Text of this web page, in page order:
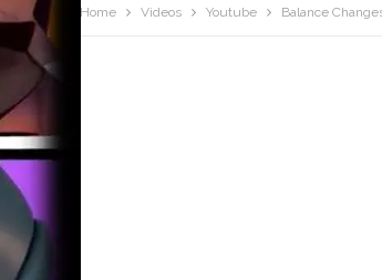
Home Videos Youtube Balance